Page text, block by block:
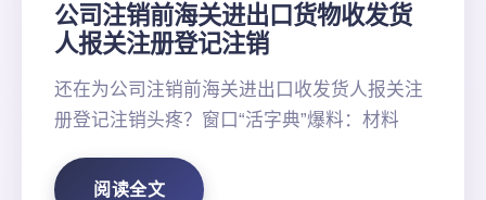
公司注销前海关进出口货物收发货
人报关注册登记注销
还在为公司注销前海关进出口收发货人报关注
册登记注销头疼？窗口“活字典”爆料：材料
阅读全文